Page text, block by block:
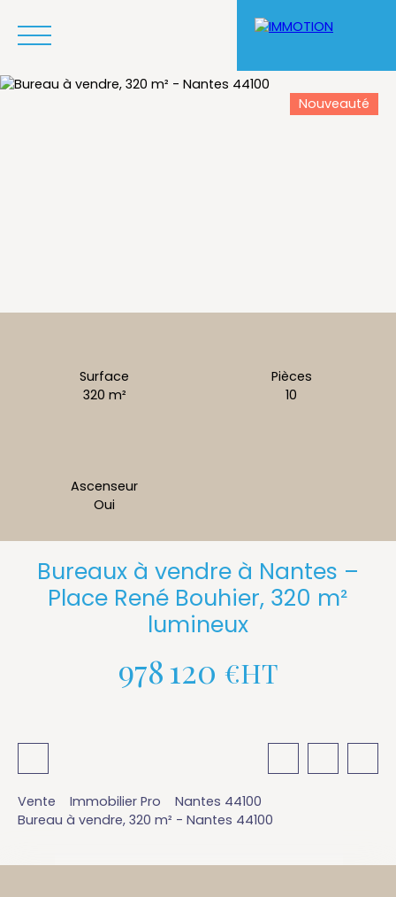
Nouveauté
Surface
320 m²
Pièces
10
Ascenseur
Oui
Bureaux à vendre à Nantes –
Place René Bouhier, 320 m²
lumineux
978 120 €HT
Vente Immobilier Pro
Nantes 44100
Bureau à vendre, 320 m² - Nantes 44100